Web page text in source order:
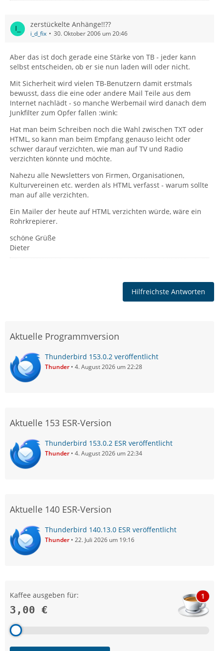
zerstückelte Anhänge!!??
i_d_fix 30. Oktober 2006 um 20:46
Aber das ist doch gerade eine Stärke von TB - jeder kann
selbst entscheiden, ob er sie nun laden will oder nicht.
Mit Sicherheit wird vielen TB-Benutzern damit erstmals
bewusst, dass die eine oder andere Mail Teile aus dem
Internet nachlädt - so manche Werbemail wird danach dem
Junkfilter zum Opfer fallen :wink:
Hat man beim Schreiben noch die Wahl zwischen TXT oder
HTML, so kann man beim Empfang genauso leicht oder
schwer darauf verzichten, wie man auf TV und Radio
verzichten könnte und möchte.
Nahezu alle Newsletters von Firmen, Organisationen,
Kulturvereinen etc. werden als HTML verfasst - warum sollte
man auf alle verzichten.
Ein Mailer der heute auf HTML verzichten würde, wäre ein
Rohrkrepierer.
schöne Grüße
Dieter
Hilfreichste Antworten
Aktuelle Programmversion
Thunderbird 153.0.2 veröffentlicht
Thunder 4. August 2026 um 22:28
Aktuelle 153 ESR-Version
Thunderbird 153.0.2 ESR veröffentlicht
Thunder 4. August 2026 um 22:34
Aktuelle 140 ESR-Version
Thunderbird 140.13.0 ESR veröffentlicht
Thunder 22. Juli 2026 um 19:16
Kaffee ausgeben für:
3,00 €
1